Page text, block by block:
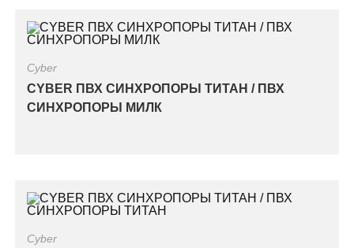
Cyber
CYBER ПВХ СИНХРОПОРЫ ТИТАН / ПВХ
СИНХРОПОРЫ МИЛК
Cyber